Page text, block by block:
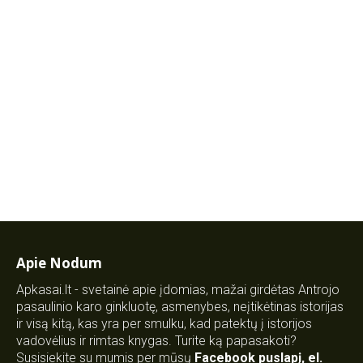
Apie Nodum
Apkasai.lt - svetainė apie įdomias, mažai girdėtas Antrojo
pasaulinio karo ginkluotę, asmenybes, neįtikėtinas istorijas
ir visą kitą, kas yra per smulku, kad patektų į istorijos
vadovėlius ir rimtas knygas. Turite ką papasakoti?
Susisiekite su mumis per mūsų Facebook puslapį, el.